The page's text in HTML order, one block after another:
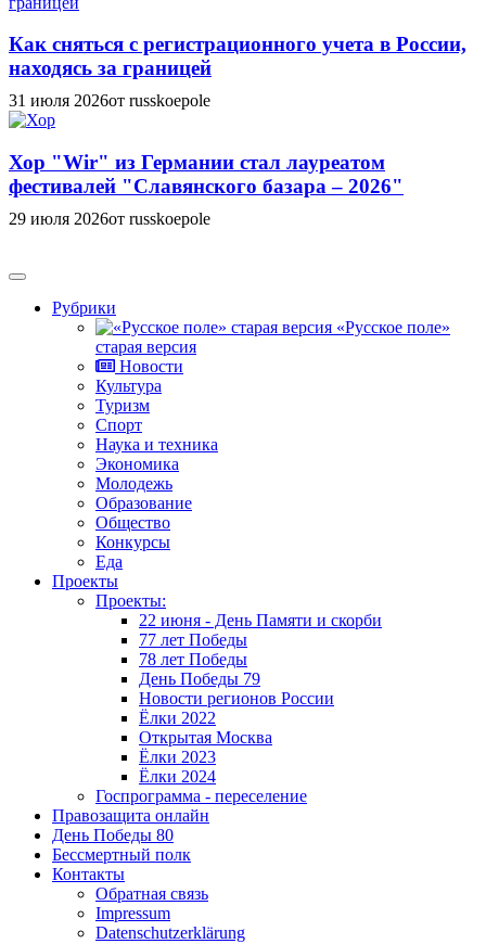
Как сняться с регистрационного учета в России,
находясь за границей
31 июля 2026от russkoepole
Хор "Wir" из Германии стал лауреатом
фестивалей "Славянского базара – 2026"
29 июля 2026от russkoepole
Рубрики
«Русское поле»
старая версия
Новости
Культура
Туризм
Спорт
Наука и техника
Экономика
Молодежь
Образование
Общество
Конкурсы
Еда
Проекты
Проекты:
22 июня - День Памяти и скорби
77 лет Победы
78 лет Победы
День Победы 79
Новости регионов России
Ёлки 2022
Открытая Москва
Ёлки 2023
Ёлки 2024
Госпрограмма - переселение
Правозащита онлайн
День Победы 80
Бессмертный полк
Контакты
Обратная связь
Impressum
Datenschutzerklärung